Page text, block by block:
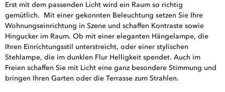
Erst mit dem passenden Licht wird ein Raum so richtig
gemütlich. Mit einer gekonnten Beleuchtung setzen Sie Ihre
Wohnungseinrichtung in Szene und schaffen Kontraste sowie
Hingucker im Raum. Ob mit einer eleganten Hängelampe, die
Ihren Einrichtungsstil unterstreicht, oder einer stylischen
Stehlampe, die im dunklen Flur Helligkeit spendet. Auch im
Freien schaffen Sie mit Licht eine ganz besondere Stimmung und
bringen Ihren Garten oder die Terrasse zum Strahlen.